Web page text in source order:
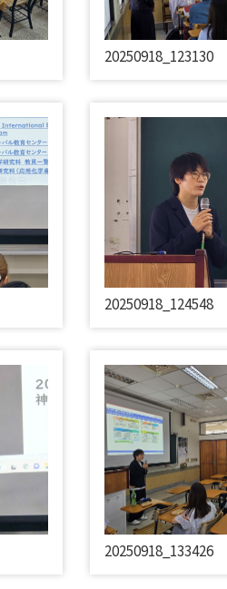
20250918_123130
20250918_124548
20250918_133426